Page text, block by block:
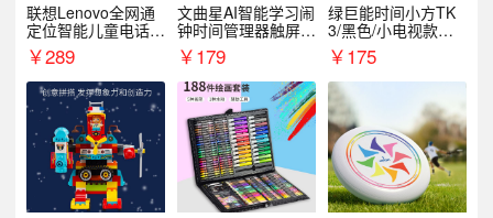
联想Lenovo全网通
定位智能儿童电话手
表A1
￥289
文曲星AI智能学习闹
钟时间管理器触屏N
1pro
￥179
绿巨能时间小方TK
3/黑色/小电视款【T
K3】
￥175